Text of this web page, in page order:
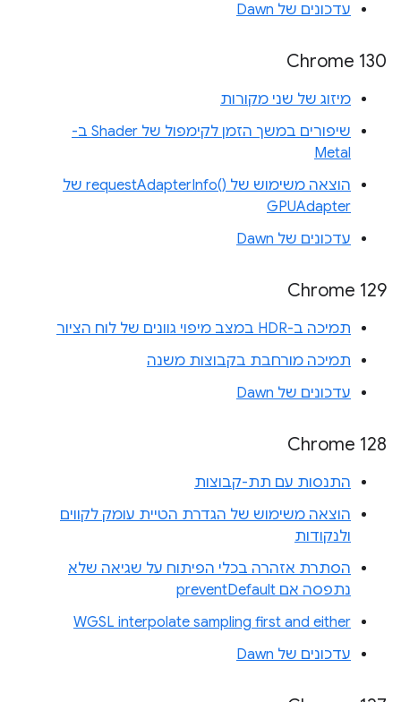
עדכונים של Dawn
Chrome 130
מיזוג של שני מקורות
שיפורים במשך הזמן לקימפול של Shader ב-
Metal
הוצאה משימוש של requestAdapterInfo()‎ של
GPUAdapter
עדכונים של Dawn
Chrome 129
תמיכה ב-HDR במצב מיפוי גוונים של לוח הציור
תמיכה מורחבת בקבוצות משנה
עדכונים של Dawn
‫Chrome 128
התנסות עם תת-קבוצות
הוצאה משימוש של הגדרת הטיית עומק לקווים
ולנקודות
הסתרת אזהרה בכלי הפיתוח על שגיאה שלא
נתפסה אם preventDefault
WGSL interpolate sampling first and either
עדכונים של Dawn